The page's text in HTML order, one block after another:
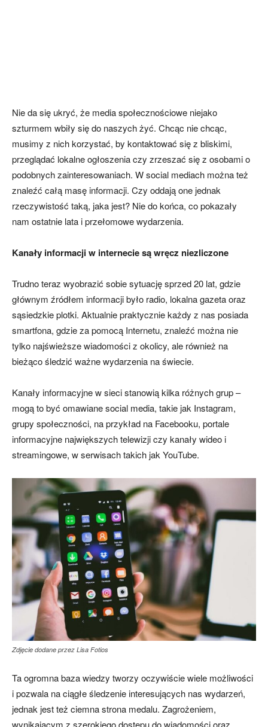
Nie da się ukryć, że media społecznościowe niejako
szturmem wbiły się do naszych żyć. Chcąc nie chcąc,
musimy z nich korzystać, by kontaktować się z bliskimi,
przeglądać lokalne ogłoszenia czy zrzeszać się z osobami o
podobnych zainteresowaniach. W social mediach można też
znaleźć całą masę informacji. Czy oddają one jednak
rzeczywistość taką, jaka jest? Nie do końca, co pokazały
nam ostatnie lata i przełomowe wydarzenia.
Kanały informacji w internecie są wręcz niezliczone
Trudno teraz wyobrazić sobie sytuację sprzed 20 lat, gdzie
głównym źródłem informacji było radio, lokalna gazeta oraz
sąsiedzkie plotki. Aktualnie praktycznie każdy z nas posiada
smartfona, gdzie za pomocą Internetu, znaleźć można nie
tylko najświeższe wiadomości z okolicy, ale również na
bieżąco śledzić ważne wydarzenia na świecie.
Kanały informacyjne w sieci stanowią kilka różnych grup –
mogą to być omawiane social media, takie jak Instagram,
grupy społeczności, na przykład na Facebooku, portale
informacyjne największych telewizji czy kanały wideo i
streamingowe, w serwisach takich jak YouTube.
Zdjęcie dodane przez Lisa Fotios
Ta ogromna baza wiedzy tworzy oczywiście wiele możliwości
i pozwala na ciągłe śledzenie interesujących nas wydarzeń,
jednak jest też ciemna strona medalu. Zagrożeniem,
wynikającym z szerokiego dostępu do wiadomości oraz